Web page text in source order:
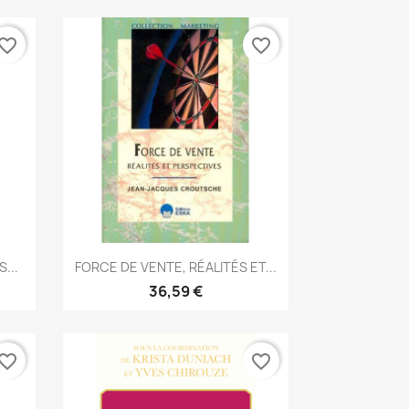
Aperçu rapide
FORCE DE VENTE, RÉALITÉS ET...
36,59 €
favorite_border
favorite_border